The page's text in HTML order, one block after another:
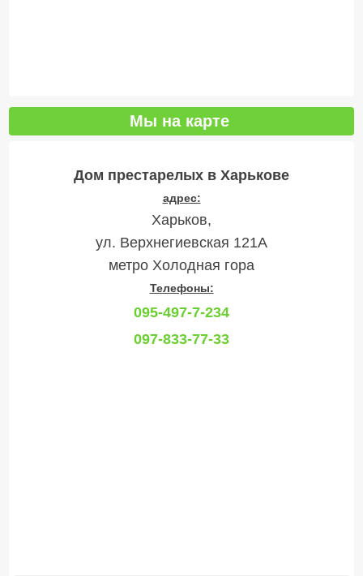
Мы на карте
Дом престарелых в Харькове
адрес:
Харьков,
ул. Верхнегиевская 121А
метро Холодная гора
Телефоны:
095-497-7-234
097-833-77-33